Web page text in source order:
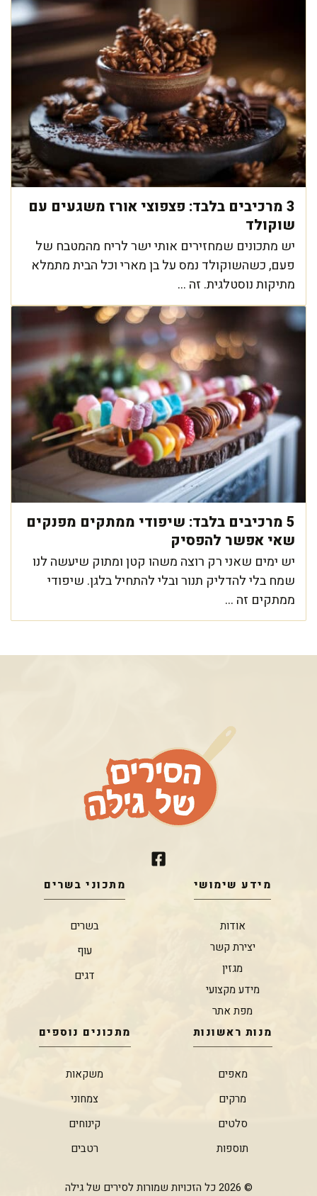
3 מרכיבים בלבד: פצפוצי אורז משגעים עם
שוקולד
יש מתכונים שמחזירים אותי ישר לריח מהמטבח של
פעם, כשהשוקולד נמס על בן מארי וכל הבית מתמלא
מתיקות נוסטלגית. זה ...
5 מרכיבים בלבד: שיפודי ממתקים מפנקים
שאי אפשר להפסיק
יש ימים שאני רק רוצה משהו קטן ומתוק שיעשה לנו
שמח בלי להדליק תנור ובלי להתחיל בלגן. שיפודי
ממתקים זה ...
מידע שימושי
אודות
יצירת קשר
מגזין
מידע מקצועי
מפת אתר
מתכוני בשרים
בשרים
עוף
דגים
מנות ראשונות
מאפים
מרקים
סלטים
תוספות
מתכונים נוספים
משקאות
צמחוני
קינוחים
רטבים
© 2026 כל הזכויות שמורות לסירים של גילה